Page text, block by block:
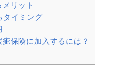
リット
タイミング
保険に加入するには？